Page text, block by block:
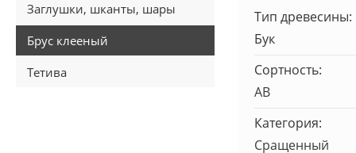
Заглушки, шканты, шары
Брус клееный
Тетива
Тип древесины:
Бук
Сортность:
AB
Категория:
Сращенный